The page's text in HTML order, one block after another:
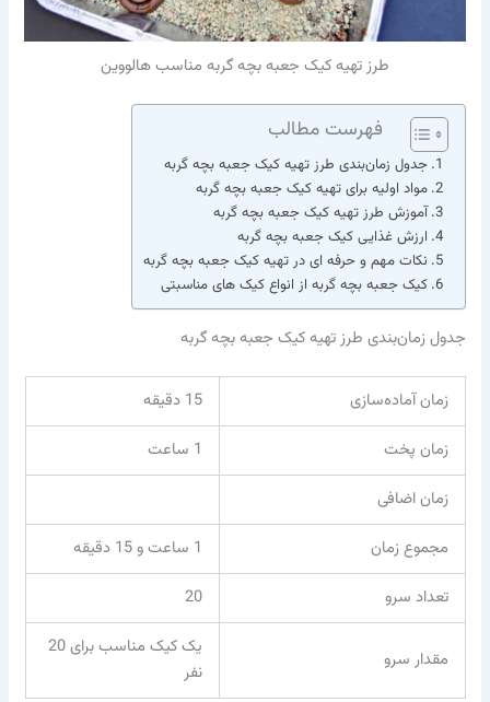
طرز تهیه کیک جعبه بچه گربه مناسب هالووین
فهرست مطالب
جدول زمان‌بندی طرز تهیه کیک جعبه بچه گربه
مواد اولیه برای تهیه کیک جعبه بچه گربه
آموزش طرز تهیه کیک جعبه بچه گربه
ارزش غذایی کیک جعبه بچه گربه
نکات مهم و حرفه ای در تهیه کیک جعبه بچه گربه
کیک جعبه بچه گربه از انواع کیک های مناسبتی
جدول زمان‌بندی طرز تهیه کیک جعبه بچه گربه
زمان آماده‌سازی
15 دقیقه
زمان پخت
1 ساعت
زمان اضافی
مجموع زمان
1 ساعت و 15 دقیقه
تعداد سرو
20
مقدار سرو
یک کیک مناسب برای 20
نفر